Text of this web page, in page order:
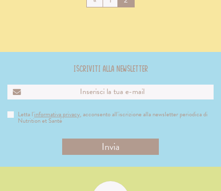
alla alla alla
Iscriviti alla newsletter
Letta l'informativa privacy, acconsento all'iscrizione alla newsletter periodica di
Nutrition et Santé